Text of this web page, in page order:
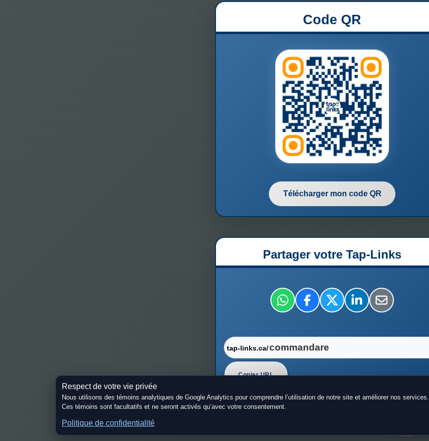
Code QR
Télécharger mon code QR
Partager votre Tap-Links
tap-links.ca/
Copier URL
Respect de votre vie privée
Nous utilisons des témoins analytiques de Google Analytics pour comprendre l’utilisation de notre site et améliorer nos services.
Ces témoins sont facultatifs et ne seront activés qu’avec votre consentement.
Politique de confidentialité